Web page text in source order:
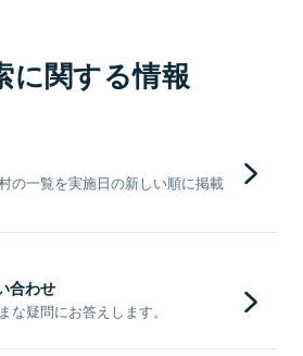
に関する情報
の一覧を実施日の新しい順に掲載
合わせ
な疑問にお答えします。